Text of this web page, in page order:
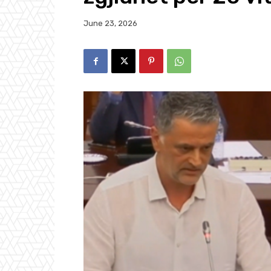
June 23, 2026